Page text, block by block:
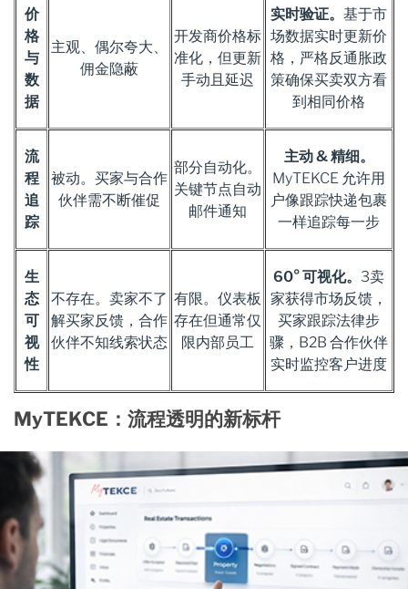
价
格
与
数
据
主观、偶尔夸大、
佣金隐蔽
开发商价格标
准化，但更新
手动且延迟
实时验证。 基于市
场数据实时更新价
格，严格反通胀政
策确保买卖双方看
到相同价格
流
程
追
踪
被动。买家与合作
伙伴需不断催促
部分自动化。
关键节点自动
邮件通知
主动 & 精细。
MyTEKCE 允许用
户像跟踪快递包裹
一样追踪每一步
生
态
可
视
性
不存在。卖家不了
解买家反馈，合作
伙伴不知线索状态
有限。仪表板
存在但通常仅
限内部员工
60° 可视化。 3卖
家获得市场反馈，
买家跟踪法律步
骤，B2B 合作伙伴
实时监控客户进度
MyTEKCE：流程透明的新标杆